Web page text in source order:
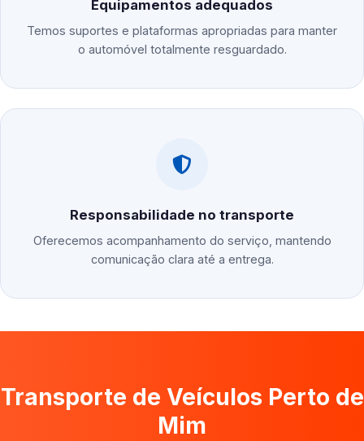
Equipamentos adequados
Temos suportes e plataformas apropriadas para manter
o automóvel totalmente resguardado.
Responsabilidade no transporte
Oferecemos acompanhamento do serviço, mantendo
comunicação clara até a entrega.
Transporte de Veículos Perto de
Mim